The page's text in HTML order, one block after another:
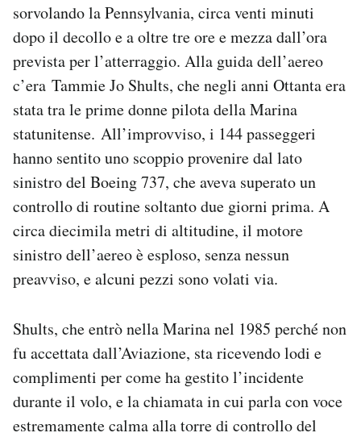
Area Personale
Newsletter
Notifiche mobile
Regala il Post
Hai bisogno di aiuto?
Esci
sorvolando la Pennsylvania, circa venti minuti
dopo il decollo e a oltre tre ore e mezza dall’ora
prevista per l’atterraggio. Alla guida dell’aereo
c’era Tammie Jo Shults, che negli anni Ottanta era
stata tra le prime donne pilota della Marina
statunitense. All’improvviso, i 144 passeggeri
hanno sentito uno scoppio provenire dal lato
sinistro del Boeing 737, che aveva superato un
controllo di routine soltanto due giorni prima. A
circa diecimila metri di altitudine, il motore
sinistro dell’aereo è esploso, senza nessun
preavviso, e alcuni pezzi sono volati via.
Shults, che entrò nella Marina nel 1985 perché non
fu accettata dall’Aviazione, sta ricevendo lodi e
complimenti per come ha gestito l’incidente
durante il volo, e la chiamata in cui parla con voce
estremamente calma alla torre di controllo del